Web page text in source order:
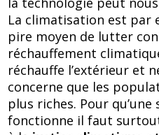
La climatisation est par
pire moyen de lutter
réchauffement
réchauffe l’extérieur et
concerne que les
plus riches. Pour
fonctionne il faut